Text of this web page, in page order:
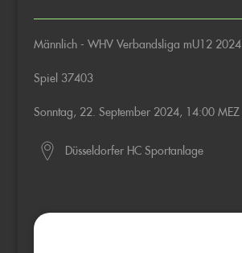
Männlich - WHV Verbandsliga mU12 2024
Spiel 37403
Sonntag, 22. September 2024, 14:00 MEZ
Düsseldorfer HC Sportanlage